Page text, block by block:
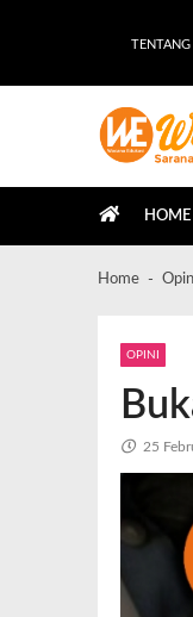
TENTANG
HOME
Home
OPINI
25